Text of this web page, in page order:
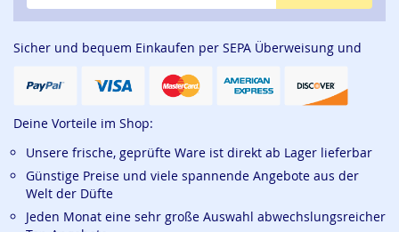
Sicher und bequem Einkaufen per SEPA Überweisung und
Deine Vorteile im Shop:
Unsere frische, geprüfte Ware ist direkt ab Lager lieferbar
Günstige Preise und viele spannende Angebote aus der
Welt der Düfte
Jeden Monat eine sehr große Auswahl abwechslungsreicher